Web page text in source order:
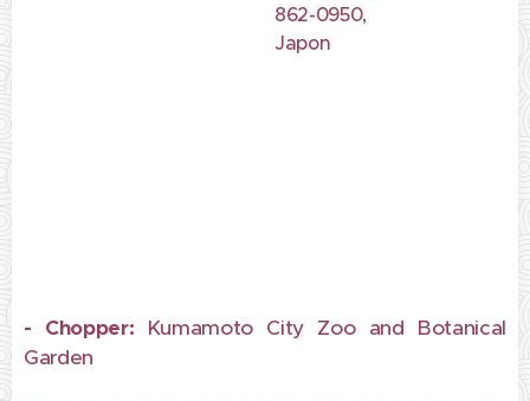
862-0950,
Japon
- Chopper: Kumamoto City Zoo and Botanical
Garden